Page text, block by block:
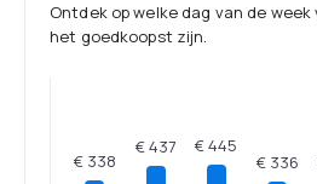
Ontdek op welke dag van de
het goedkoopst zijn.
€ 338
€ 437 € 445
€ 336